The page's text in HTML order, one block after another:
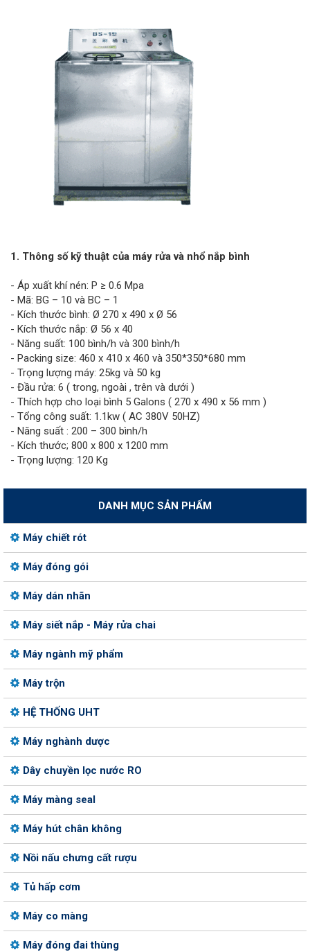
1. Thông số kỹ thuật của máy rửa và nhổ nắp bình
- Áp xuất khí nén: P ≥ 0.6 Mpa
- Mã: BG – 10 và BC – 1
- Kích thước bình: Ø 270 x 490 x Ø 56
- Kích thước nắp: Ø 56 x 40
- Năng suất: 100 bình/h và 300 bình/h
- Packing size: 460 x 410 x 460 và 350*350*680 mm
- Trọng lượng máy: 25kg và 50 kg
- Đầu rửa: 6 ( trong, ngoài , trên và dưới )
- Thích hợp cho loại bình 5 Galons ( 270 x 490 x 56 mm )
- Tổng công suất: 1.1kw ( AC 380V 50HZ)
- Năng suất : 200 – 300 bình/h
- Kích thước; 800 x 800 x 1200 mm
- Trọng lượng: 120 Kg
DANH MỤC SẢN PHẨM
Máy chiết rót
Máy đóng gói
Máy dán nhãn
Máy siết nắp - Máy rửa chai
Máy ngành mỹ phẩm
Máy trộn
HỆ THỐNG UHT
Máy nghành dược
Dây chuyền lọc nước RO
Máy màng seal
Máy hút chân không
Nồi nấu chưng cất rượu
Tủ hấp cơm
Máy co màng
Máy đóng đai thùng